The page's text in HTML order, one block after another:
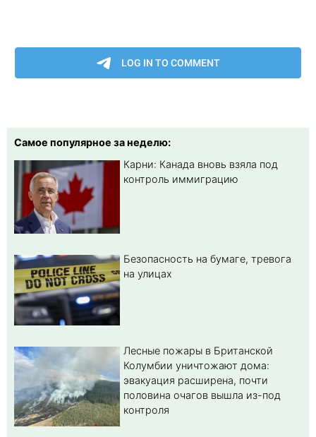
Самое популярное за неделю:
Карни: Канада вновь взяла под
контроль иммиграцию
Безопасность на бумаге, тревога
на улицах
Лесные пожары в Британской
Колумбии уничтожают дома:
эвакуация расширена, почти
половина очагов вышла из-под
контроля